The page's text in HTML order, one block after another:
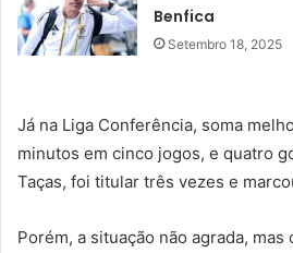
Benfica
Setembro 18, 2025
Já na Liga Conferência, soma
minutos em cinco jogos, e quatro
Taças, foi titular três vezes e
Porém, a situação não agrada,